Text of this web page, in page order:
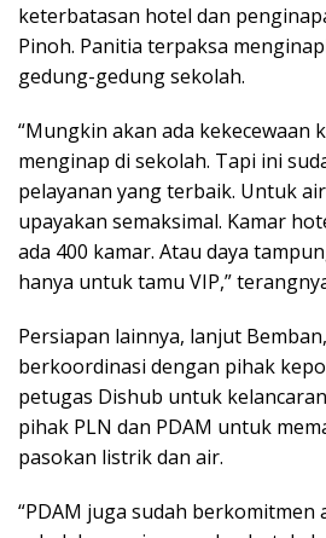
keterbatasan hotel dan
Pinoh. Panitia terpaksa
gedung-gedung sekolah.
“Mungkin akan ada kekecewaan
menginap di sekolah. Tapi ini
pelayanan yang terbaik. Untuk
upayakan semaksimal. Kamar
ada 400 kamar. Atau daya
hanya untuk tamu VIP,”
Persiapan lainnya, lanjut
berkoordinasi dengan pihak
petugas Dishub untuk
pihak PLN dan PDAM untuk
pasokan listrik dan air.
“PDAM juga sudah berkomitmen